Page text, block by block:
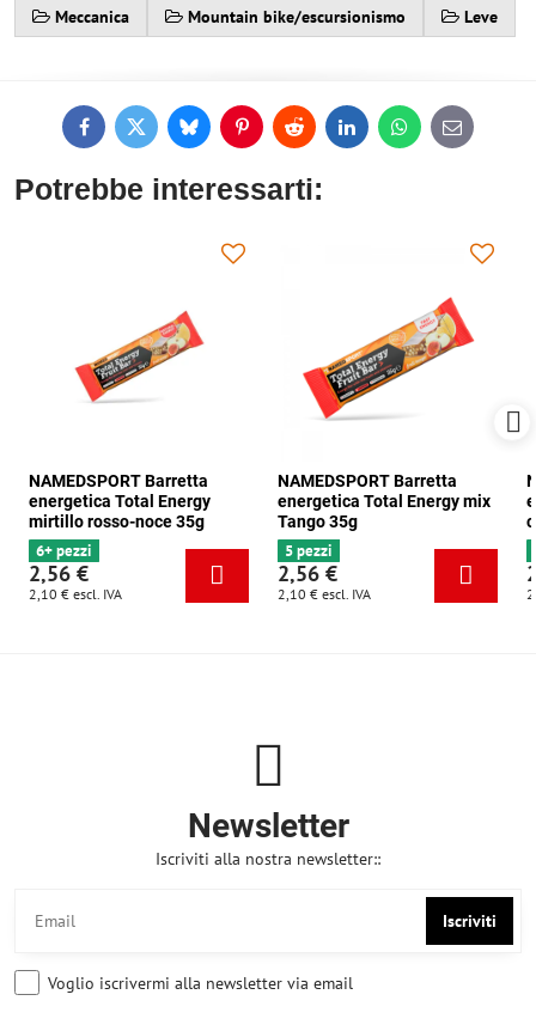
Meccanica
Mountain bike/escursionismo Leve
FacebookTwitterBlueskyPinterestReddit LinkedInWhatsApp
E-
mail
Potrebbe interessarti:
NAMEDSPORT Barretta
energetica Total Energy
mirtillo rosso-noce 35g
6+ pezzi
2,56 €
2,10 € escl. IVA
NAMEDSPORT Barretta
energetica Total Energy mix
Tango 35g
5 pezzi
2,56 €
2,10 € escl. IVA
Newsletter
Iscriviti alla nostra newsletter::
Iscriviti
Voglio iscrivermi alla newsletter via email